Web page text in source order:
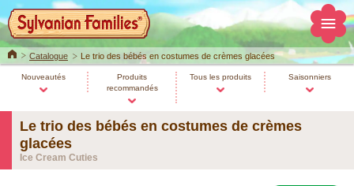
HomeCatalogue Le trio des bébés en costumes de crèmes glacées
Nouveautés
Produits
recommandés
Tous les produits Saisonniers
Le trio des bébés en costumes de crèmes
glacées
Ice Cream Cuties